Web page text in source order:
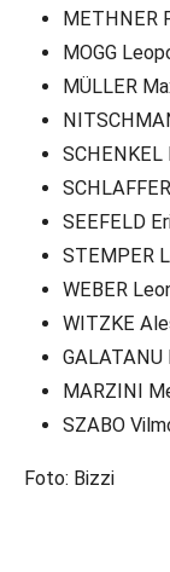
METHNER
MOGG
MÜLLER
SEEFELD
STEMPER
WEBER
WITZKE
MARZINI
SZABO
Foto: Bizzi